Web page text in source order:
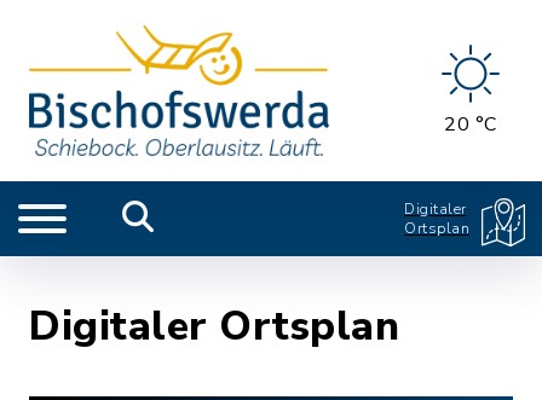
20 °C
Digitaler
Ortsplan
Digitaler Ortsplan